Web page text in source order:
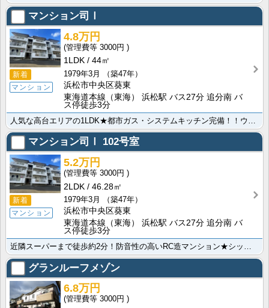
マンション司Ⅰ
新着
マンション
4.8万円
3000円
1LDK
44㎡
1979年3月
（築47年）
浜松市中央区葵東
東海道本線（東海） 浜松駅 バス27分 追分南 バ
ス停徒歩3分
マンション司Ⅰ 102号室
新着
マンション
5.2万円
3000円
2LDK
46.28㎡
1979年3月
（築47年）
浜松市中央区葵東
東海道本線（東海） 浜松駅 バス27分 追分南 バ
ス停徒歩3分
グランルーフメゾン
6.8万円
3000円